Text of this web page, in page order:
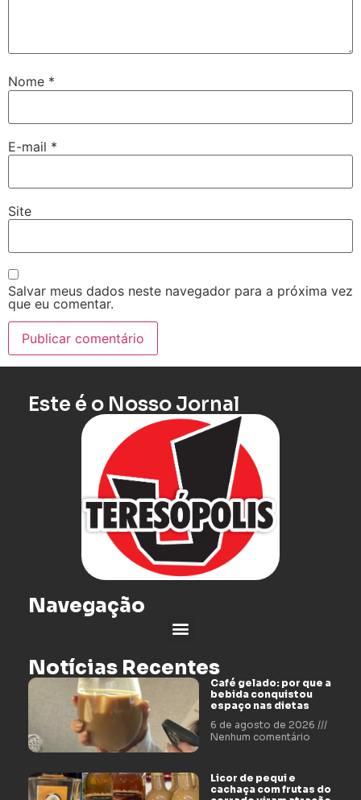
Nome *
E-mail *
Site
Salvar meus dados neste navegador para a próxima vez
que eu comentar.
Este é o Nosso Jornal
Navegação
Notícias Recentes
Café gelado: por que a
bebida conquistou
espaço nas dietas
6 de agosto de 2026
Nenhum comentário
Licor de pequi e
cachaça com frutas do